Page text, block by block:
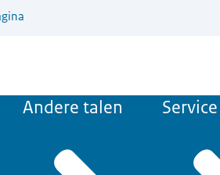
Andere talen Service